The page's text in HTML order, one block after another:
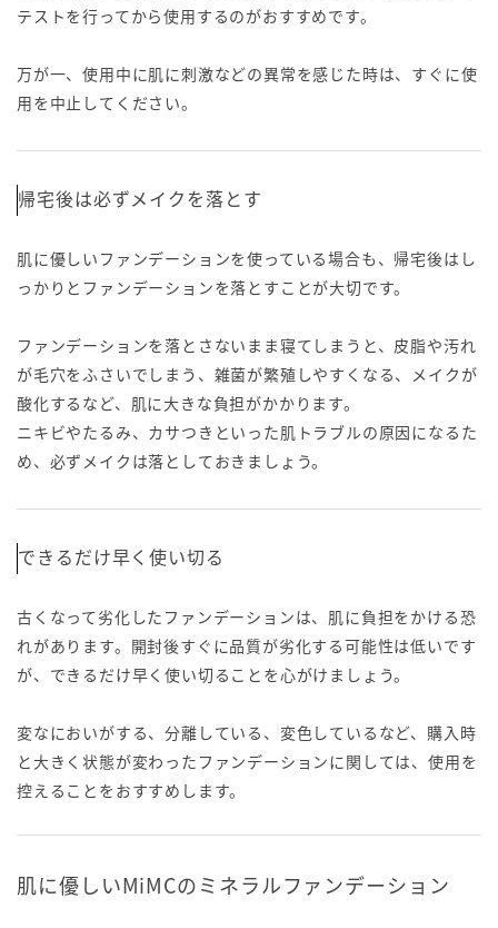
テストを行ってから使用するのがおすすめです。
万が一、使用中に肌に刺激などの異常を感じた時は、すぐに使
用を中止してください。
帰宅後は必ずメイクを落とす
肌に優しいファンデーションを使っている場合も、帰宅後はし
っかりとファンデーションを落とすことが大切です。
ファンデーションを落とさないまま寝てしまうと、皮脂や汚れ
が毛穴をふさいでしまう、雑菌が繁殖しやすくなる、メイクが
酸化するなど、肌に大きな負担がかかります。
ニキビやたるみ、カサつきといった肌トラブルの原因になるた
め、必ずメイクは落としておきましょう。
できるだけ早く使い切る
古くなって劣化したファンデーションは、肌に負担をかける恐
れがあります。開封後すぐに品質が劣化する可能性は低いです
が、できるだけ早く使い切ることを心がけましょう。
変なにおいがする、分離している、変色しているなど、購入時
と大きく状態が変わったファンデーションに関しては、使用を
控えることをおすすめします。
肌に優しいMiMCのミネラルファンデーション